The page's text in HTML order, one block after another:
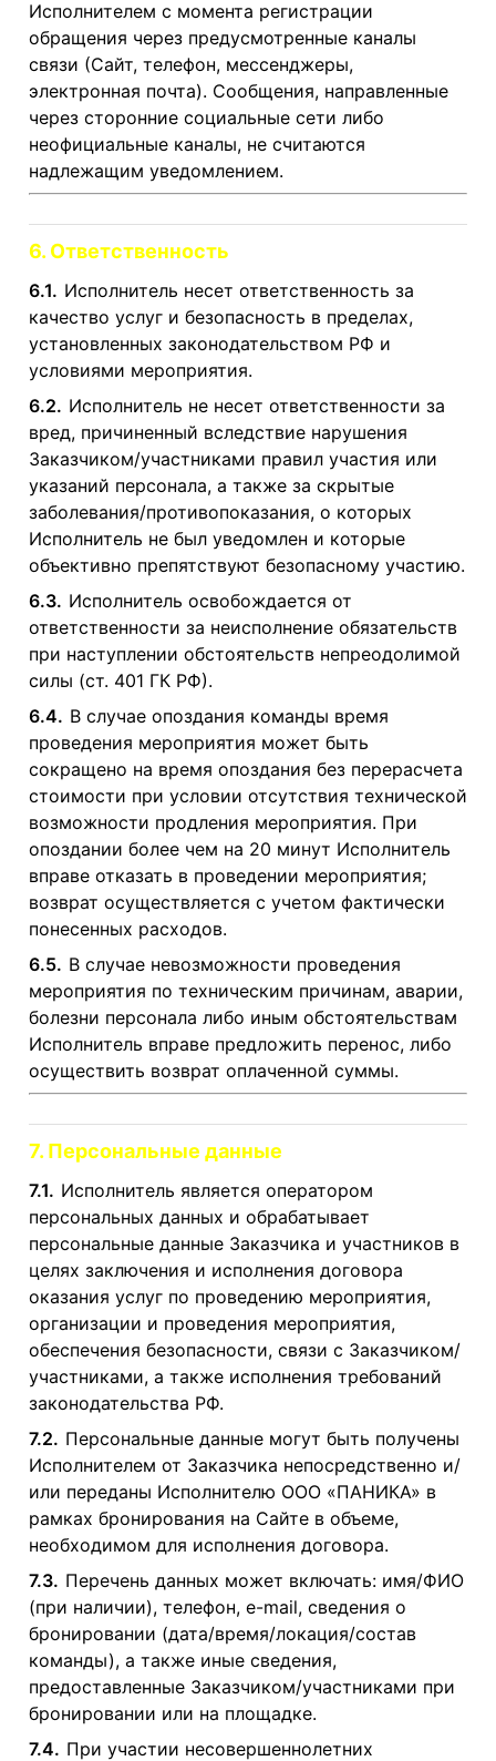
Исполнителем с момента регистрации
обращения через предусмотренные каналы
связи (Сайт, телефон, мессенджеры,
электронная почта). Сообщения, направленные
через сторонние социальные сети либо
неофициальные каналы, не считаются
надлежащим уведомлением.
6. Ответственность
6.1. Исполнитель несет ответственность за
качество услуг и безопасность в пределах,
установленных законодательством РФ и
условиями мероприятия.
6.2. Исполнитель не несет ответственности за
вред, причиненный вследствие нарушения
Заказчиком/участниками правил участия или
указаний персонала, а также за скрытые
заболевания/противопоказания, о которых
Исполнитель не был уведомлен и которые
объективно препятствуют безопасному участию.
6.3. Исполнитель освобождается от
ответственности за неисполнение обязательств
при наступлении обстоятельств непреодолимой
силы (ст. 401 ГК РФ).
6.4. В случае опоздания команды время
проведения мероприятия может быть
сокращено на время опоздания без перерасчета
стоимости при условии отсутствия технической
возможности продления мероприятия. При
опоздании более чем на 20 минут Исполнитель
вправе отказать в проведении мероприятия;
возврат осуществляется с учетом фактически
понесенных расходов.
6.5. В случае невозможности проведения
мероприятия по техническим причинам, аварии,
болезни персонала либо иным обстоятельствам
Исполнитель вправе предложить перенос, либо
осуществить возврат оплаченной суммы.
7. Персональные данные
7.1. Исполнитель является оператором
персональных данных и обрабатывает
персональные данные Заказчика и участников в
целях заключения и исполнения договора
оказания услуг по проведению мероприятия,
организации и проведения мероприятия,
обеспечения безопасности, связи с Заказчиком/
участниками, а также исполнения требований
законодательства РФ.
7.2. Персональные данные могут быть получены
Исполнителем от Заказчика непосредственно и/
или переданы Исполнителю ООО «ПАНИКА» в
рамках бронирования на Сайте в объеме,
необходимом для исполнения договора.
7.3. Перечень данных может включать: имя/ФИО
(при наличии), телефон, e-mail, сведения о
бронировании (дата/время/локация/состав
команды), а также иные сведения,
предоставленные Заказчиком/участниками при
бронировании или на площадке.
7.4. При участии несовершеннолетних